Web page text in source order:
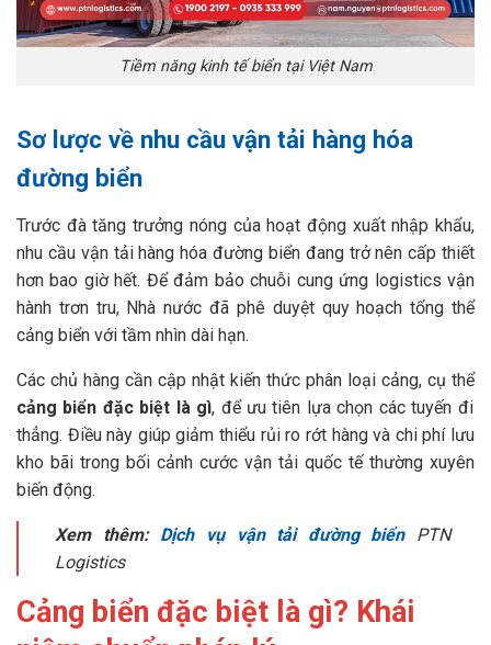
Tiềm năng kinh tế biển tại Việt Nam
Sơ lược về nhu cầu vận tải hàng hóa
đường biển
Trước đà tăng trưởng nóng của hoạt động xuất nhập khẩu,
nhu cầu vận tải hàng hóa đường biển đang trở nên cấp thiết
hơn bao giờ hết. Để đảm bảo chuỗi cung ứng logistics vận
hành trơn tru, Nhà nước đã phê duyệt quy hoạch tổng thể
cảng biển với tầm nhìn dài hạn.
Các chủ hàng cần cập nhật kiến thức phân loại cảng, cụ thể
cảng biển đặc biệt là gì, để ưu tiên lựa chọn các tuyến đi
thẳng. Điều này giúp giảm thiểu rủi ro rớt hàng và chi phí lưu
kho bãi trong bối cảnh cước vận tải quốc tế thường xuyên
biến động.
Xem thêm:Dịch vụ vận tải đường biểnPTN
Logistics
Cảng biển đặc biệt là gì? Khái